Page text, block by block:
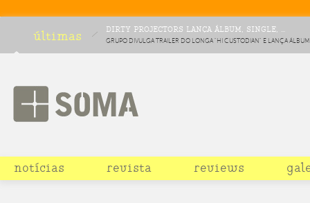
últimas DIRTY PROJECTORS LANÇA ÁLBUM, SINGLE, ...
GRUPO DIVULGA TRAILER DO LONGA "HI CUSTODIAN" E LANÇA
LO MAGELLAN" NA PRÓXIMA SEMANA
notícias revista reviews